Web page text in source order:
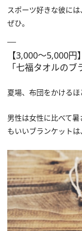
スポーツ好きな彼に
ぜひ。
【3,000～5,000
「七福タオルのブ
夏場、布団をかけるほ
男性は女性に比べて
もいいブランケットは